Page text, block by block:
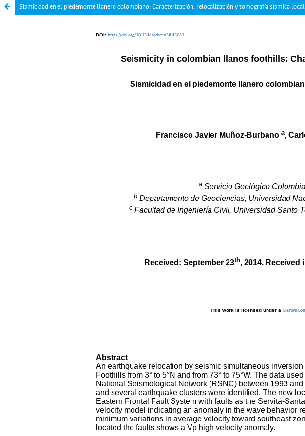
Sismicidad en el piedemonte llanero colombiano: Caracterización, relocalización y tomografía sísmica local